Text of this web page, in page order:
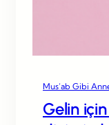
Mus’ab Gibi
Gelin